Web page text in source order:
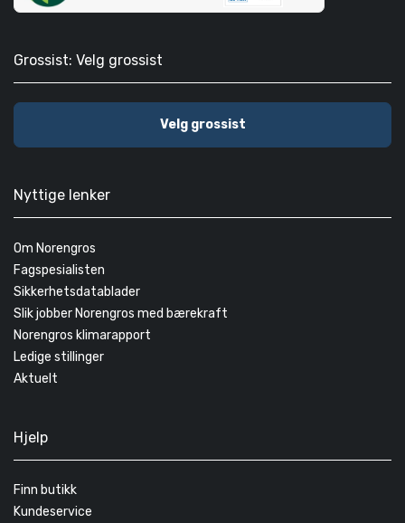
Grossist: Velg grossist
Velg grossist
Nyttige lenker
Om Norengros
Fagspesialisten
Sikkerhetsdatablader
Slik jobber Norengros med bærekraft
Norengros klimarapport
Ledige stillinger
Aktuelt
Hjelp
Finn butikk
Kundeservice